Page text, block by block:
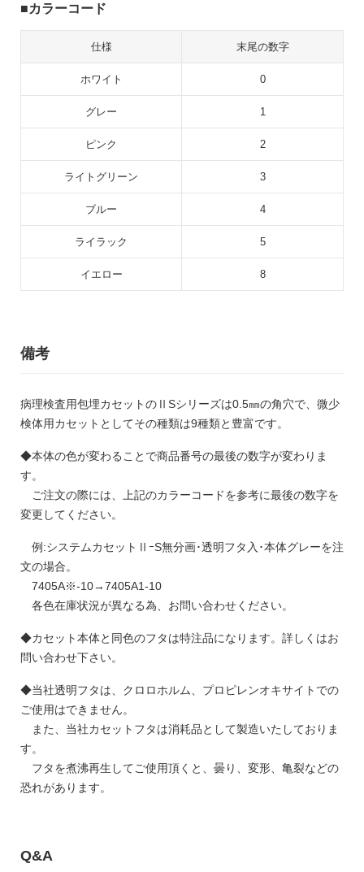
カラーコード
仕様 末尾の数字
ホワイト 0
グレー 1
ピンク 2
ライトグリーン 3
ブルー 4
ライラック 5
イエロー 8
備考
病理検査用包埋カセットのⅡSシリーズは0.5㎜の角穴で、微少
検体用カセットとしてその種類は9種類と豊富です。
◆本体の色が変わることで商品番号の最後の数字が変わりま
す。
ご注文の際には、上記のカラーコードを参考に最後の数字を
変更してください。
例:システムカセットⅡｰS無分画･透明フタ入･本体グレーを注
文の場合。
7405A※-10→7405A1-10
各色在庫状況が異なる為、お問い合わせください。
◆カセット本体と同色のフタは特注品になります。詳しくはお
問い合わせ下さい。
◆当社透明フタは、クロロホルム、プロピレンオキサイトでの
ご使用はできません。
また、当社カセットフタは消耗品として製造いたしておりま
す。
フタを煮沸再生してご使用頂くと、曇り、変形、亀裂などの
恐れがあります。
Q&A